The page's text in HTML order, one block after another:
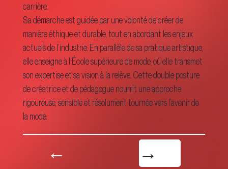
carrière.
Sa démarche est guidée par une volonté de créer de
manière éthique et durable, tout en abordant les enjeux
actuels de l’industrie. En parallèle de sa pratique artistique,
elle enseigne à l’École supérieure de mode, où elle transmet
son expertise et sa vision à la relève. Cette double posture
de créatrice et de pédagogue nourrit une approche
rigoureuse, sensible et résolument tournée vers l’avenir de
la mode.
← →